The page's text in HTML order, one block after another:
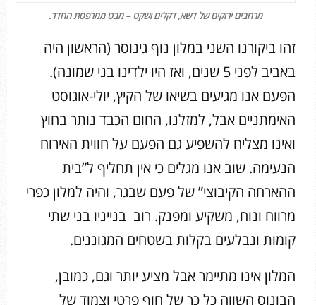
מרחבים ירוקים של דשא, דקלים ושקט – מבט ממרפסת החדר.
זהו ביקורנו השני במלון נוף גינוסר (הראשון היה
באביב לפני 5 שנים, ואז היו ילדינו בני שמונה).
הפעם אנו מגיעים בשיאו של הקיץ, יולי-אוגוסט
האימתניים אבל, למזלנו, החום הכבד נותר בחוץ
ואינו מצליח להשפיע גם הפעם על חווית האירוח
הנעימה. שוב אנו מגלים כי אין תחליף ל”בית
ההארחה הקיבוצי” של פעם שבגר, והיה למלון כפרי
מרווח ונוח, משקיע ומפנק. רוב בנייניו בני שתי
קומות ונבלעים בקלות בשטחים המגוננים.
המלון אינו מתיימר אבל מציע יותר וגם, כמובן,
הבונוס השווה כל כך של חוף פרטי וצמוד של